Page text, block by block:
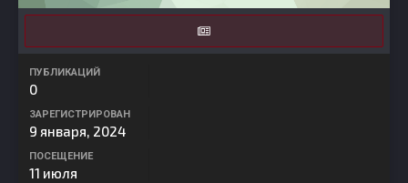
ПУБЛИКАЦИЙ
0
ЗАРЕГИСТРИРОВАН
9 января, 2024
ПОСЕЩЕНИЕ
11 июля